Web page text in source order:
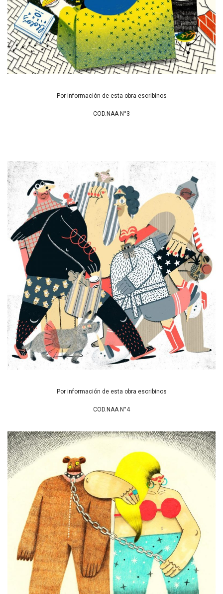
Por información de esta obra escribinos
COD.NAA N°3
Por información de esta obra escribinos
COD.NAA N°4